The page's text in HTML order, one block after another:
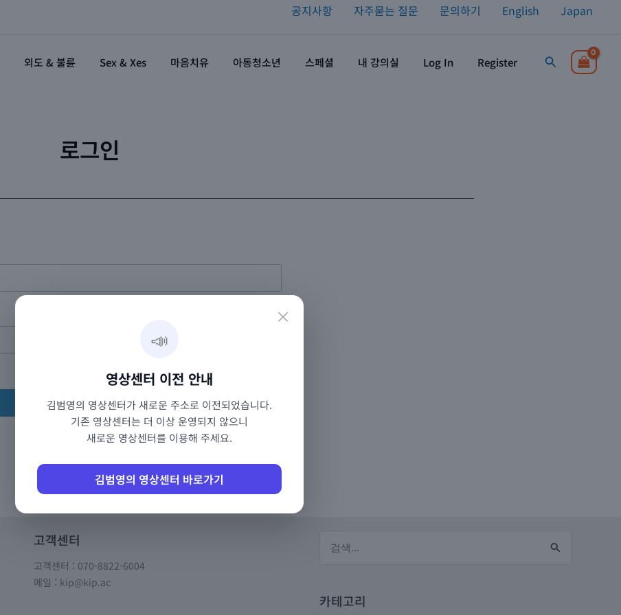
공지사항 자주묻는 질문 문의하기 English Japan
외도 & 불륜 Sex & Xes 마음치유 아동청소년 스페셜 내 강의실 Log In Register 검색
로그인
Forgot Password
Register
고객센터
고객센터 : 070-8822-6004
메일 : kip@kip.ac
검색
카테고리
×
📣
영상센터 이전 안내
김범영의 영상센터가 새로운 주소로 이전되었습니다.
기존 영상센터는 더 이상 운영되지 않으니
새로운 영상센터를 이용해 주세요.
김범영의 영상센터 바로가기